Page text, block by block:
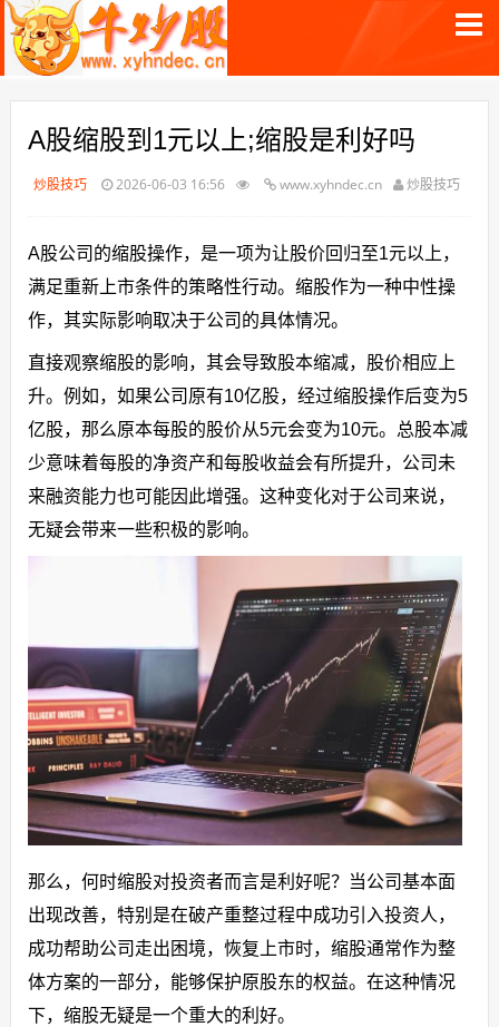
A股缩股到1元以上;缩股是利好吗
炒股技巧 2026-06-03 16:56 www.xyhndec.cn 炒股技巧
A股公司的缩股操作，是一项为让股价回归至1元以上，
满足重新上市条件的策略性行动。缩股作为一种中性操
作，其实际影响取决于公司的具体情况。
直接观察缩股的影响，其会导致股本缩减，股价相应上
升。例如，如果公司原有10亿股，经过缩股操作后变为5
亿股，那么原本每股的股价从5元会变为10元。总股本减
少意味着每股的净资产和每股收益会有所提升，公司未
来融资能力也可能因此增强。这种变化对于公司来说，
无疑会带来一些积极的影响。
那么，何时缩股对投资者而言是利好呢？当公司基本面
出现改善，特别是在破产重整过程中成功引入投资人，
成功帮助公司走出困境，恢复上市时，缩股通常作为整
体方案的一部分，能够保护原股东的权益。在这种情况
下，缩股无疑是一个重大的利好。